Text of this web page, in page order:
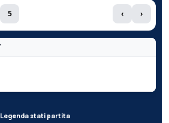
5 ‹ ›
Legenda stati partita